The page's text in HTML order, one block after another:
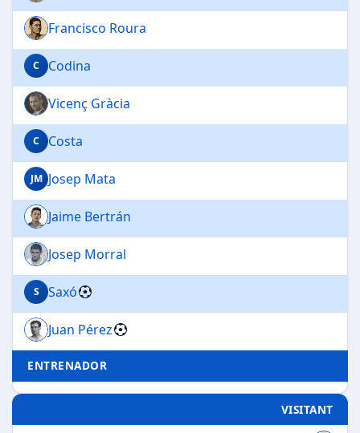
Francisco Roura
C Codina
Vicenç Gràcia
C Costa
JM Josep Mata
Jaime Bertrán
Josep Morral
S Saxó
Juan Pérez
ENTRENADOR
VISITANT